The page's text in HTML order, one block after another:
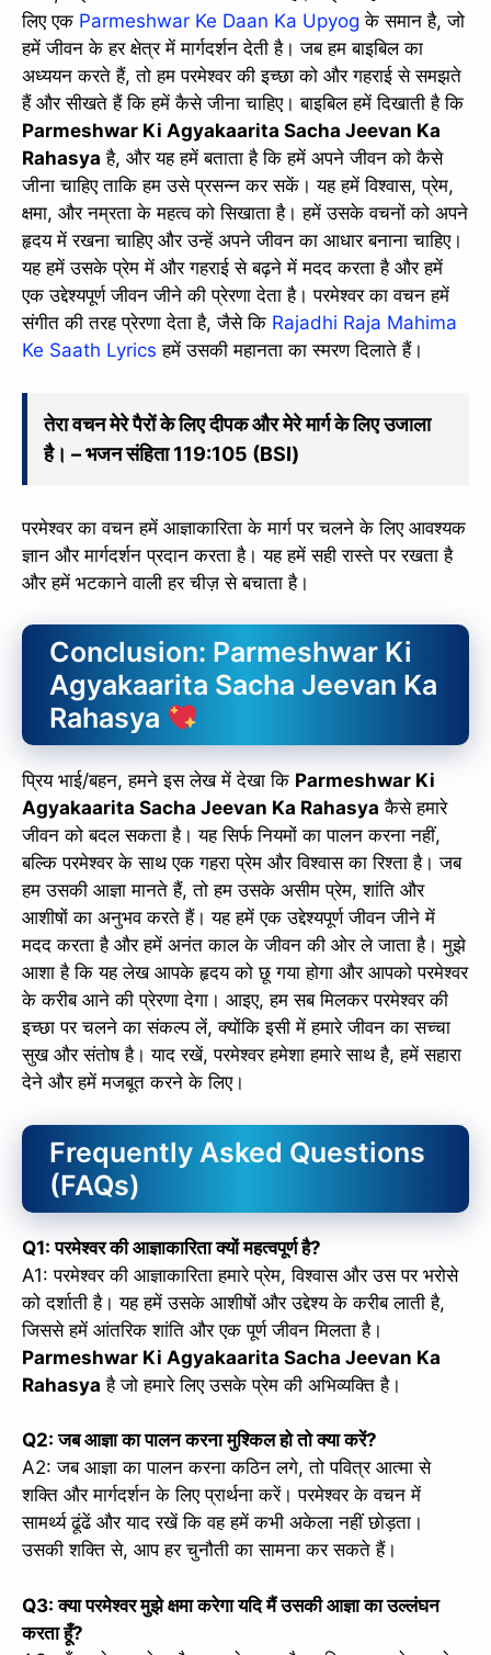
लिए एक Parmeshwar Ke Daan Ka Upyog के समान है, जो
हमें जीवन के हर क्षेत्र में मार्गदर्शन देती है। जब हम बाइबिल का
अध्ययन करते हैं, तो हम परमेश्वर की इच्छा को और गहराई से समझते
हैं और सीखते हैं कि हमें कैसे जीना चाहिए। बाइबिल हमें दिखाती है कि
Parmeshwar Ki Agyakaarita Sacha Jeevan Ka
Rahasya है, और यह हमें बताता है कि हमें अपने जीवन को कैसे
जीना चाहिए ताकि हम उसे प्रसन्न कर सकें। यह हमें विश्वास, प्रेम,
क्षमा, और नम्रता के महत्व को सिखाता है। हमें उसके वचनों को अपने
हृदय में रखना चाहिए और उन्हें अपने जीवन का आधार बनाना चाहिए।
यह हमें उसके प्रेम में और गहराई से बढ़ने में मदद करता है और हमें
एक उद्देश्यपूर्ण जीवन जीने की प्रेरणा देता है। परमेश्वर का वचन हमें
संगीत की तरह प्रेरणा देता है, जैसे कि Rajadhi Raja Mahima
Ke Saath Lyrics हमें उसकी महानता का स्मरण दिलाते हैं।
तेरा वचन मेरे पैरों के लिए दीपक और मेरे मार्ग के लिए उजाला
है। – भजन संहिता 119:105 (BSI)
परमेश्वर का वचन हमें आज्ञाकारिता के मार्ग पर चलने के लिए आवश्यक
ज्ञान और मार्गदर्शन प्रदान करता है। यह हमें सही रास्ते पर रखता है
और हमें भटकाने वाली हर चीज़ से बचाता है।
Conclusion: Parmeshwar Ki
Agyakaarita Sacha Jeevan Ka
Rahasya
प्रिय भाई/बहन, हमने इस लेख में देखा कि Parmeshwar Ki
Agyakaarita Sacha Jeevan Ka Rahasya कैसे हमारे
जीवन को बदल सकता है। यह सिर्फ नियमों का पालन करना नहीं,
बल्कि परमेश्वर के साथ एक गहरा प्रेम और विश्वास का रिश्ता है। जब
हम उसकी आज्ञा मानते हैं, तो हम उसके असीम प्रेम, शांति और
आशीषों का अनुभव करते हैं। यह हमें एक उद्देश्यपूर्ण जीवन जीने में
मदद करता है और हमें अनंत काल के जीवन की ओर ले जाता है। मुझे
आशा है कि यह लेख आपके हृदय को छू गया होगा और आपको परमेश्वर
के करीब आने की प्रेरणा देगा। आइए, हम सब मिलकर परमेश्वर की
इच्छा पर चलने का संकल्प लें, क्योंकि इसी में हमारे जीवन का सच्चा
सुख और संतोष है। याद रखें, परमेश्वर हमेशा हमारे साथ है, हमें सहारा
देने और हमें मजबूत करने के लिए।
Frequently Asked Questions
(FAQs)
Q1: परमेश्वर की आज्ञाकारिता क्यों महत्वपूर्ण है?
A1: परमेश्वर की आज्ञाकारिता हमारे प्रेम, विश्वास और उस पर भरोसे
को दर्शाती है। यह हमें उसके आशीषों और उद्देश्य के करीब लाती है,
जिससे हमें आंतरिक शांति और एक पूर्ण जीवन मिलता है।
Parmeshwar Ki Agyakaarita Sacha Jeevan Ka
Rahasya है जो हमारे लिए उसके प्रेम की अभिव्यक्ति है।
Q2: जब आज्ञा का पालन करना मुश्किल हो तो क्या करें?
A2: जब आज्ञा का पालन करना कठिन लगे, तो पवित्र आत्मा से
शक्ति और मार्गदर्शन के लिए प्रार्थना करें। परमेश्वर के वचन में
सामर्थ्य ढूंढें और याद रखें कि वह हमें कभी अकेला नहीं छोड़ता।
उसकी शक्ति से, आप हर चुनौती का सामना कर सकते हैं।
Q3: क्या परमेश्वर मुझे क्षमा करेगा यदि मैं उसकी आज्ञा का उल्लंघन
करता हूँ?